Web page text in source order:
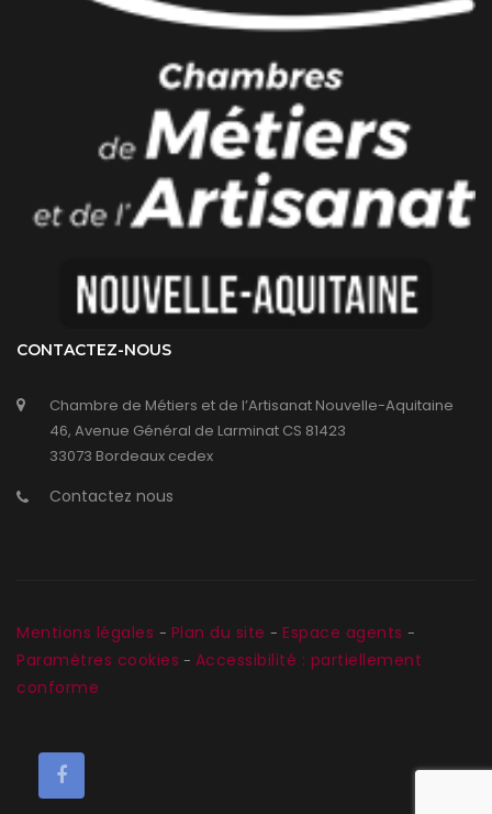
CONTACTEZ-NOUS
Chambre de Métiers et de l’Artisanat Nouvelle-Aquitaine
46, Avenue Général de Larminat CS 81423
33073 Bordeaux cedex
Contactez nous
Mentions légales - Plan du site - Espace agents -
Paramètres cookies - Accessibilité : partiellement
conforme